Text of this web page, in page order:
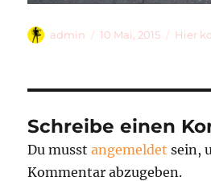
Autor
admin
Veröffentlicht
10 Mai, 2015 Hier
Schreibe einen
Du musstangemeldet sein,
Kommentar abzugeben.